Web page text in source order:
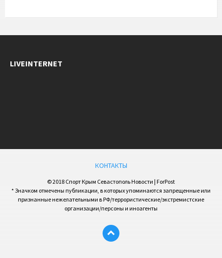
LIVEINTERNET
КОНТАКТЫ
© 2018 Спорт Крым Севастополь Новости | ForPost
* Значком отмечены публикации, в которых упоминаются запрещенные или
признанные нежелательными в РФ/террористические/экстремистские
организации/персоны и иноагенты